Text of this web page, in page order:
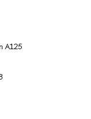
A125